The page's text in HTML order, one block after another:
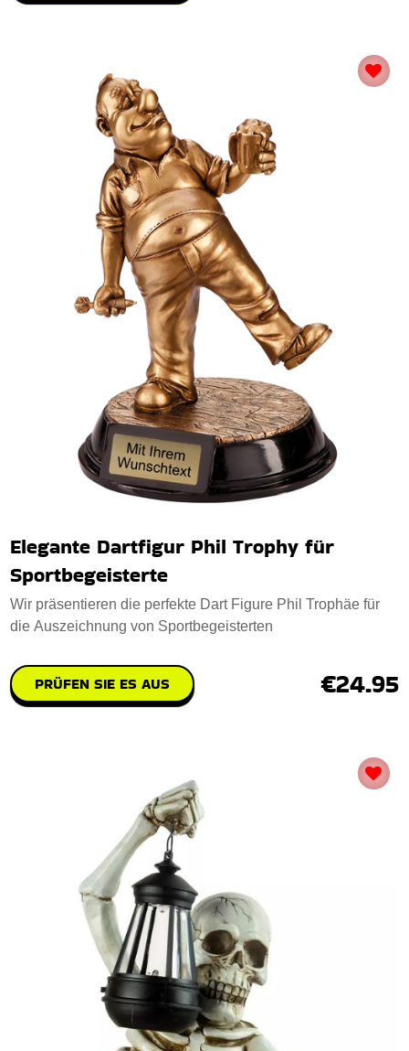
Elegante Dartfigur Phil Trophy für
Sportbegeisterte
Wir präsentieren die perfekte Dart Figure Phil Trophäe für
die Auszeichnung von Sportbegeisterten
PRÜFEN SIE ES AUS €24.95